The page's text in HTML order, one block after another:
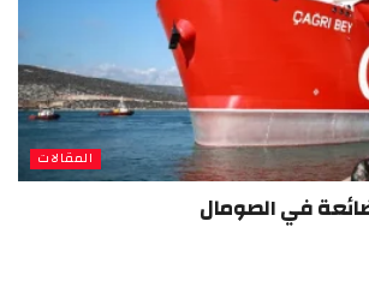
المقالات
في الصومال